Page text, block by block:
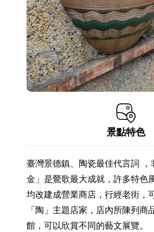
景點特色
臺灣景德鎮、陶瓷最佳代言詞
金」是鶯歌最大成就，許多特色
均改建成營業商店，行經老街，
「陶」主題店家，店內所陳列
館，可以欣賞不同的藝文展覽。